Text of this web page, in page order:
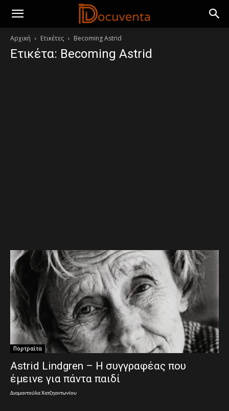
Αρχική Ετικέτες Becoming Astrid
Ετικέτα: Becoming Astrid
Πορτραίτα
Astrid Lindgren – Η συγγραφέας που
έμεινε για πάντα παιδί
Διαμαντούλα Χατζηαντωνίου